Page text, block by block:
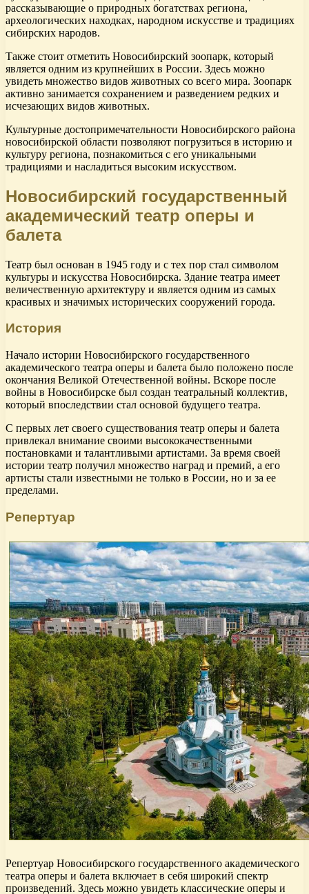
рассказывающие о природных богатствах региона,
археологических находках, народном искусстве и традициях
сибирских народов.
Также стоит отметить Новосибирский зоопарк, который
является одним из крупнейших в России. Здесь можно
увидеть множество видов животных со всего мира. Зоопарк
активно занимается сохранением и разведением редких и
исчезающих видов животных.
Культурные достопримечательности Новосибирского района
новосибирской области позволяют погрузиться в историю и
культуру региона, познакомиться с его уникальными
традициями и насладиться высоким искусством.
Новосибирский государственный
академический театр оперы и
балета
Театр был основан в 1945 году и с тех пор стал символом
культуры и искусства Новосибирска. Здание театра имеет
величественную архитектуру и является одним из самых
красивых и значимых исторических сооружений города.
История
Начало истории Новосибирского государственного
академического театра оперы и балета было положено после
окончания Великой Отечественной войны. Вскоре после
войны в Новосибирске был создан театральный коллектив,
который впоследствии стал основой будущего театра.
С первых лет своего существования театр оперы и балета
привлекал внимание своими высококачественными
постановками и талантливыми артистами. За время своей
истории театр получил множество наград и премий, а его
артисты стали известными не только в России, но и за ее
пределами.
Репертуар
Репертуар Новосибирского государственного академического
театра оперы и балета включает в себя широкий спектр
произведений. Здесь можно увидеть классические оперы и